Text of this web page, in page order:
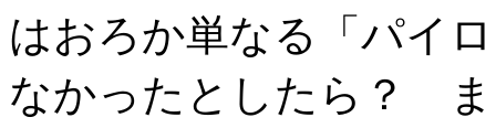
はおろか単なる「パイ
なかったとしたら？